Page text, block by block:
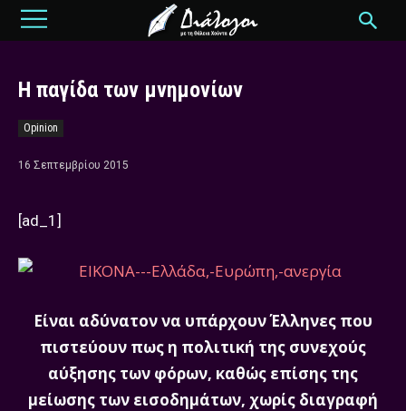
Η παγίδα των μνημονίων
Opinion
16 Σεπτεμβρίου 2015
[ad_1]
Είναι αδύνατον να υπάρχουν Έλληνες που
πιστεύουν πως η πολιτική της συνεχούς
αύξησης των φόρων, καθώς επίσης της
μείωσης των εισοδημάτων, χωρίς διαγραφή